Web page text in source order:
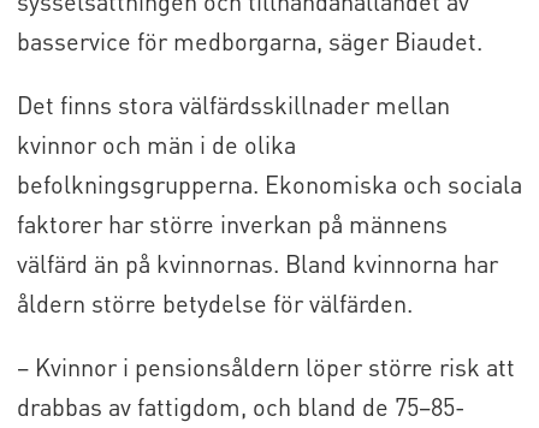
basservice för medborgarna, säger Biaudet.
Det finns stora välfärdsskillnader mellan
kvinnor och män i de olika
befolkningsgrupperna. Ekonomiska och sociala
faktorer har större inverkan på männens
välfärd än på kvinnornas. Bland kvinnorna har
åldern större betydelse för välfärden.
– Kvinnor i pensionsåldern löper större risk att
drabbas av fattigdom, och bland de 75–85-